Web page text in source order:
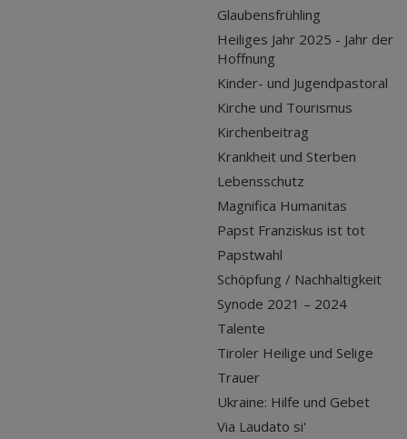
Glaubensfrühling
Heiliges Jahr 2025 - Jahr der
Hoffnung
Kinder- und Jugendpastoral
Kirche und Tourismus
Kirchenbeitrag
Krankheit und Sterben
Lebensschutz
Magnifica Humanitas
Papst Franziskus ist tot
Papstwahl
Schöpfung / Nachhaltigkeit
Synode 2021 – 2024
Talente
Tiroler Heilige und Selige
Trauer
Ukraine: Hilfe und Gebet
Via Laudato si'